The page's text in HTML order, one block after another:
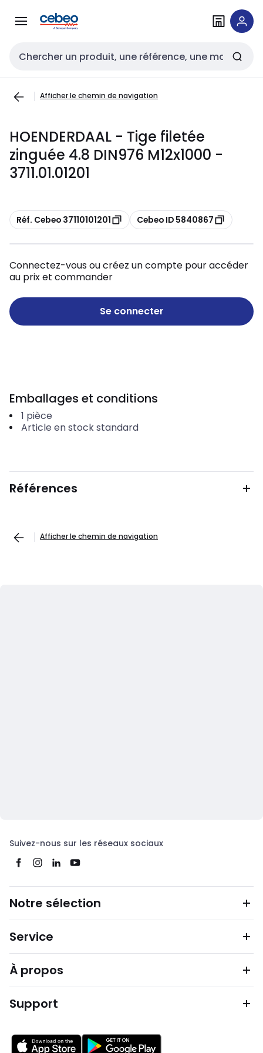
navigationau
Entrée de recherche
Afficher le chemin de navigation
HOENDERDAAL - Tige filetée
zinguée 4.8 DIN976 M12x1000 -
3711.01.01201
Copier
Réf. Cebeo 37110101201 Copier
Cebeo ID 5840867
Connectez-vous ou créez un compte pour accéder
au prix et commander
Se connecter
Emballages et conditions
1 pièce
Article en stock standard
Références
Afficher le chemin de navigation
Suivez-nous sur les réseaux sociaux
Notre sélection
Service
À propos
Support